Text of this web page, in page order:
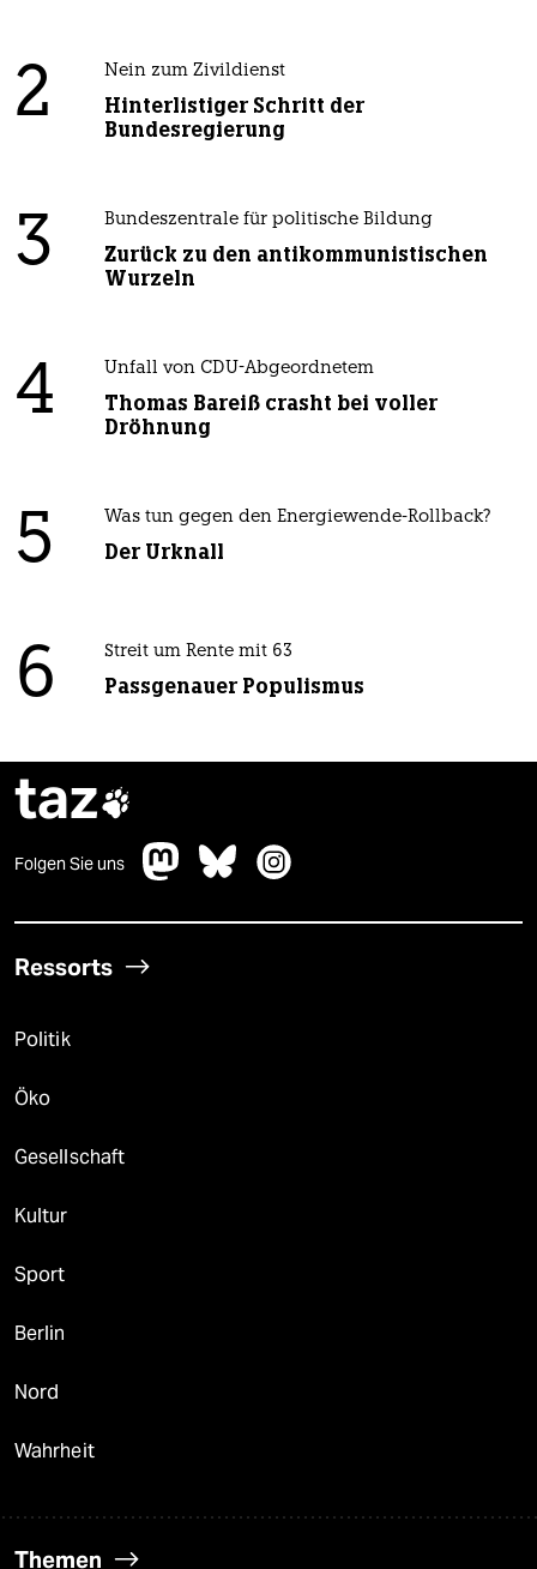
2 Nein zum Zivildienst
Hinterlistiger Schritt der
Bundesregierung
3 Bundeszentrale für politische Bildung
Zurück zu den antikommunistischen
Wurzeln
4 Unfall von CDU-Abgeordnetem
Thomas Bareiß crasht bei voller
Dröhnung
5 Was tun gegen den Energiewende-Rollback?
Der Urknall
6 Streit um Rente mit 63
Passgenauer Populismus
taz
Folgen Sie uns
Ressorts
Politik
Öko
Gesellschaft
Kultur
Sport
Berlin
Nord
Wahrheit
Themen